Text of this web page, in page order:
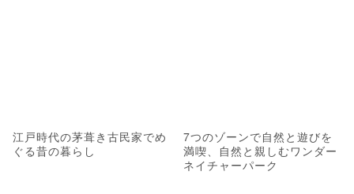
江戸時代の茅葺き古民家でめ
ぐる昔の暮らし
7つのゾーンで自然と遊びを
満喫、自然と親しむワンダー
ネイチャーパーク